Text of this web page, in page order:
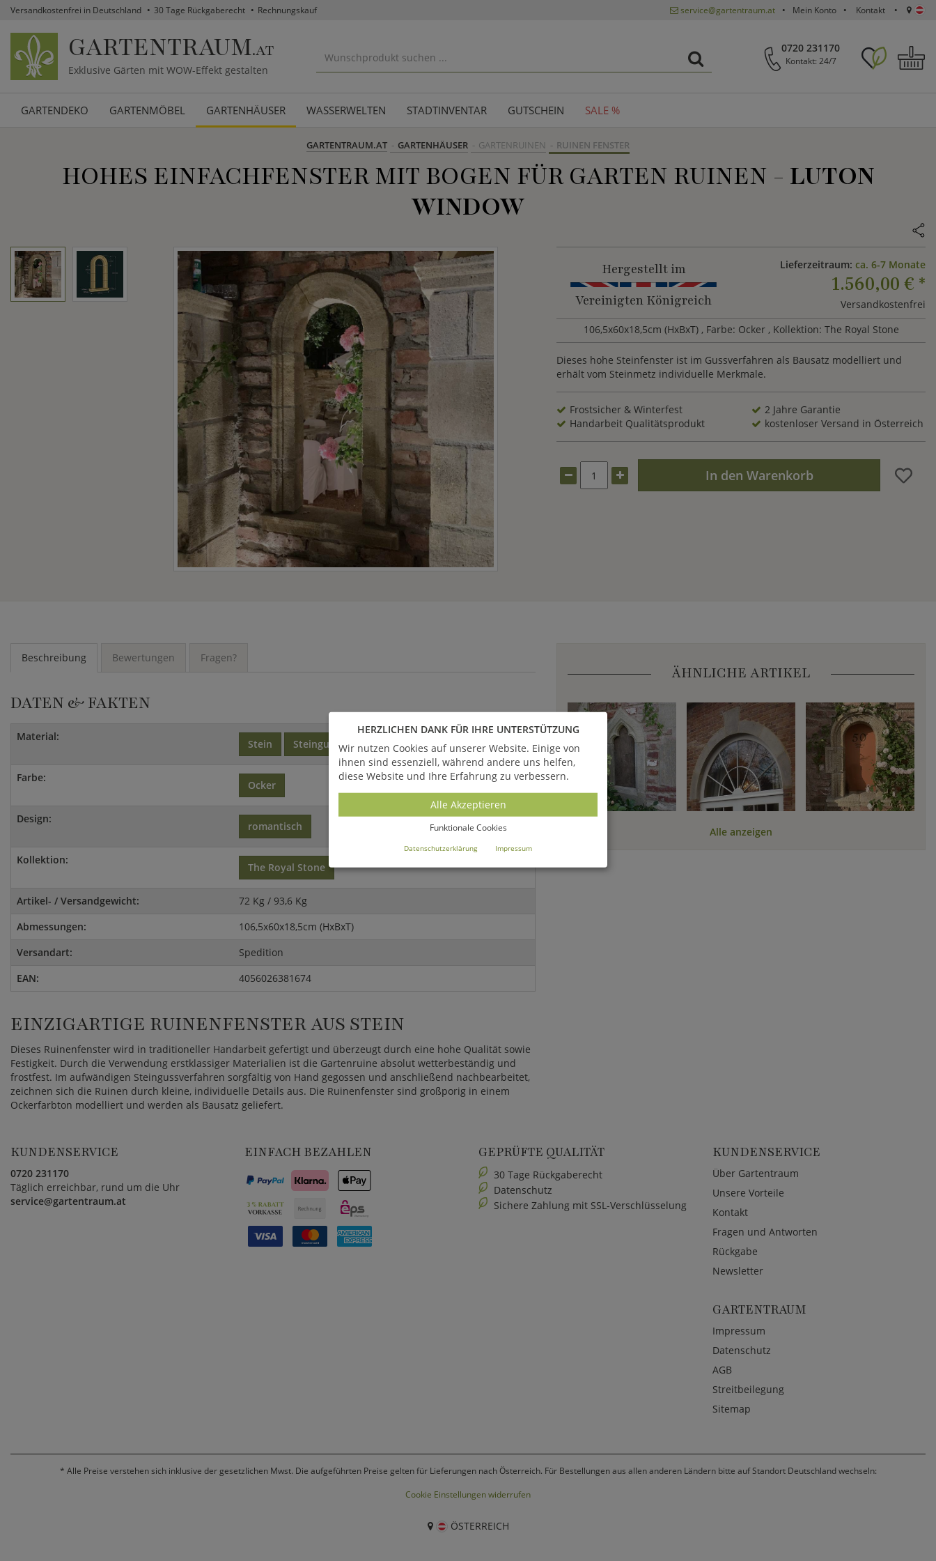
Versandkostenfrei in Deutschland 30 Tage Rückgaberecht Rechnungskauf service@gartentraum.at Mein Konto Kontakt
GARTENTRAUM.AT
Exklusive Gärten mit WOW-Effekt gestalten
0720 231170
Kontakt: 24/7
GARTENDEKO GARTENMÖBEL GARTENHÄUSER WASSERWELTEN STADTINVENTAR GUTSCHEIN SALE %
GARTENTRAUM.AT GARTENHÄUSER GARTENRUINEN RUINEN FENSTER
HOHES EINFACHFENSTER MIT BOGEN FÜR GARTEN RUINEN - LUTON
WINDOW
Hergestellt im
Vereinigten Königreich
Lieferzeitraum: ca. 6-7 Monate
1.560,00 € *
Versandkostenfrei
106,5x60x18,5cm (HxBxT) , Farbe: Ocker , Kollektion: The Royal Stone
Dieses hohe Steinfenster ist im Gussverfahren als Bausatz modelliert und
erhält vom Steinmetz individuelle Merkmale.
Frostsicher & Winterfest
2 Jahre Garantie
Handarbeit Qualitätsprodukt
kostenloser Versand in Österreich
In den Warenkorb
Beschreibung Bewertungen Fragen?
DATEN & FAKTEN
Material:
Stein Steinguss
Farbe:
Ocker
Design:
romantisch
Kollektion:
The Royal Stone
Artikel- / Versandgewicht:
72 Kg / 93,6 Kg
Abmessungen:
106,5x60x18,5cm (HxBxT)
Versandart:
Spedition
EAN:
4056026381674
EINZIGARTIGE RUINENFENSTER AUS STEIN
Dieses Ruinenfenster wird in traditioneller Handarbeit gefertigt und überzeugt durch eine hohe Qualität sowie
Festigkeit. Durch die Verwendung erstklassiger Materialien ist die Gartenruine absolut wetterbeständig und
frostfest. Im aufwändigen Steingussverfahren sorgfältig von Hand gegossen und anschließend nachbearbeitet,
zeichnen sich die Ruinen durch kleine, individuelle Details aus. Die Ruinenfenster sind großporig in einem
Ockerfarbton modelliert und werden als Bausatz geliefert.
ÄHNLICHE ARTIKEL
Alle anzeigen
KUNDENSERVICE
0720 231170
Täglich erreichbar, rund um die Uhr
service@gartentraum.at
EINFACH BEZAHLEN GEPRÜFTE QUALITÄT
30 Tage Rückgaberecht
Datenschutz
Sichere Zahlung mit SSL-Verschlüsselung
KUNDENSERVICE
Über Gartentraum
Unsere Vorteile
Kontakt
Fragen und Antworten
Rückgabe
Newsletter
GARTENTRAUM
Impressum
Datenschutz
AGB
Streitbeilegung
Sitemap
* Alle Preise verstehen sich inklusive der gesetzlichen Mwst. Die aufgeführten Preise gelten für Lieferungen nach Österreich. Für Bestellungen aus allen anderen Ländern bitte auf Standort Deutschland wechseln:
Cookie Einstellungen widerrufen
ÖSTERREICH
HERZLICHEN DANK FÜR IHRE UNTERSTÜTZUNG
Wir nutzen Cookies auf unserer Website. Einige von
ihnen sind essenziell, während andere uns helfen,
diese Website und Ihre Erfahrung zu verbessern.
Alle Akzeptieren
Funktionale Cookies
Datenschutzerklärung Impressum